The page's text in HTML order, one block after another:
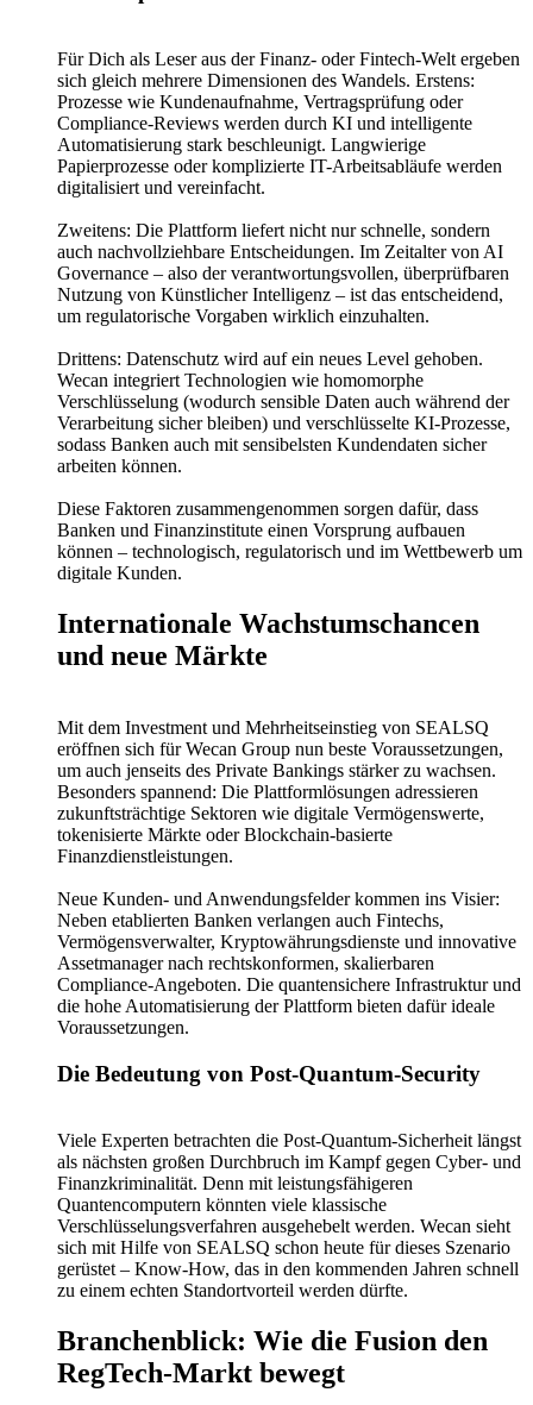
Für Dich als Leser aus der Finanz- oder Fintech-Welt ergeben
sich gleich mehrere Dimensionen des Wandels. Erstens:
Prozesse wie Kundenaufnahme, Vertragsprüfung oder
Compliance-Reviews werden durch KI und intelligente
Automatisierung stark beschleunigt. Langwierige
Papierprozesse oder komplizierte IT-Arbeitsabläufe werden
digitalisiert und vereinfacht.
Zweitens: Die Plattform liefert nicht nur schnelle, sondern
auch nachvollziehbare Entscheidungen. Im Zeitalter von AI
Governance – also der verantwortungsvollen, überprüfbaren
Nutzung von Künstlicher Intelligenz – ist das entscheidend,
um regulatorische Vorgaben wirklich einzuhalten.
Drittens: Datenschutz wird auf ein neues Level gehoben.
Wecan integriert Technologien wie homomorphe
Verschlüsselung (wodurch sensible Daten auch während der
Verarbeitung sicher bleiben) und verschlüsselte KI-Prozesse,
sodass Banken auch mit sensibelsten Kundendaten sicher
arbeiten können.
Diese Faktoren zusammengenommen sorgen dafür, dass
Banken und Finanzinstitute einen Vorsprung aufbauen
können – technologisch, regulatorisch und im Wettbewerb um
digitale Kunden.
Internationale Wachstumschancen
und neue Märkte
Mit dem Investment und Mehrheitseinstieg von SEALSQ
eröffnen sich für Wecan Group nun beste Voraussetzungen,
um auch jenseits des Private Bankings stärker zu wachsen.
Besonders spannend: Die Plattformlösungen adressieren
zukunftsträchtige Sektoren wie digitale Vermögenswerte,
tokenisierte Märkte oder Blockchain-basierte
Finanzdienstleistungen.
Neue Kunden- und Anwendungsfelder kommen ins Visier:
Neben etablierten Banken verlangen auch Fintechs,
Vermögensverwalter, Kryptowährungsdienste und innovative
Assetmanager nach rechtskonformen, skalierbaren
Compliance-Angeboten. Die quantensichere Infrastruktur und
die hohe Automatisierung der Plattform bieten dafür ideale
Voraussetzungen.
Die Bedeutung von Post-Quantum-Security
Viele Experten betrachten die Post-Quantum-Sicherheit längst
als nächsten großen Durchbruch im Kampf gegen Cyber- und
Finanzkriminalität. Denn mit leistungsfähigeren
Quantencomputern könnten viele klassische
Verschlüsselungsverfahren ausgehebelt werden. Wecan sieht
sich mit Hilfe von SEALSQ schon heute für dieses Szenario
gerüstet – Know-How, das in den kommenden Jahren schnell
zu einem echten Standortvorteil werden dürfte.
Branchenblick: Wie die Fusion den
RegTech-Markt bewegt